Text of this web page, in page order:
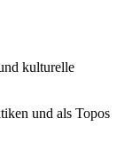
kulturelle
und als Topos